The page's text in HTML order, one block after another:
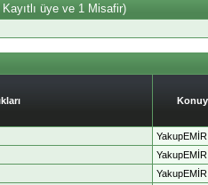
Kayıtlı üye ve 1 Misafir)
YakupEMİR
YakupEMİR
YakupEMİR